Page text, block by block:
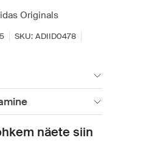
Originals
SKU: ADIID0478
näete siin